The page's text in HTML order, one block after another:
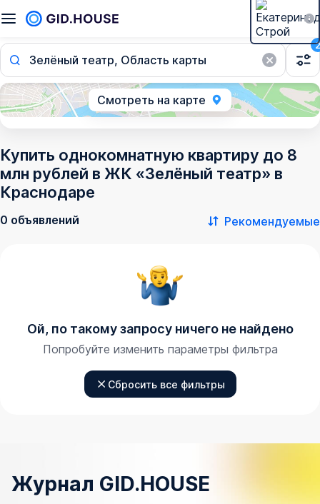
Зелёный театр, Область карты
2
Смотреть на карте
Купить однокомнатную квартиру до 8
млн рублей в ЖК «Зелёный театр» в
Краснодаре
0 объявлений Рекомендуемые
Ой, по такому запросу ничего не найдено
Попробуйте изменить параметры фильтра
Сбросить все фильтры
Журнал GID.HOUSE